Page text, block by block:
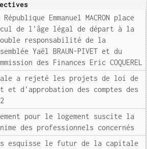
Emmanuel MACRON place
de l'âge légal de départ à la
responsabilité de la
Yaël BRAUN-PIVET et du
des Finances Eric COQUEREL
a rejeté les projets de loi de
et d'approbation des comptes des
pour le logement suscite la
des professionnels concernés
esquisse le futur de la capitale